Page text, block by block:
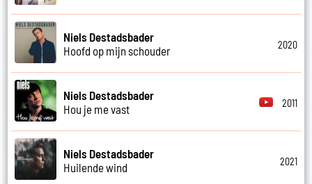
Niels Destadsbader
Hoofd op mijn schouder
2020
Niels Destadsbader
Hou je me vast
2011
Niels Destadsbader
Huilende wind
2021